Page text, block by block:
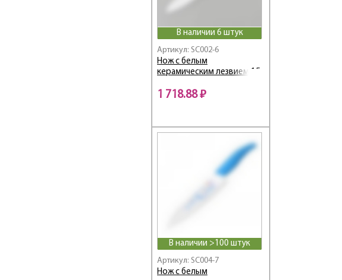
В наличии 6 штук
Артикул: SC002-6
Нож с белым
керамическим лезвием 15
1 718.88 ₽
В наличии >100 штук
Артикул: SC004-7
Нож с белым